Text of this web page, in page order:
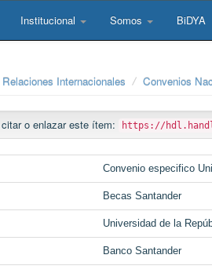
Institucional Somos BiDYA
Internacionales Convenios
o enlazar este ítem: https://
Convenio especifico
Becas Santander
Universidad de la
Banco Santander